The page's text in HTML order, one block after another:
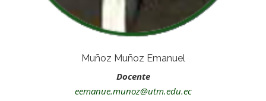
Muñoz Muñoz Emanuel
Docente
eemanue.munoz@utm.edu.ec